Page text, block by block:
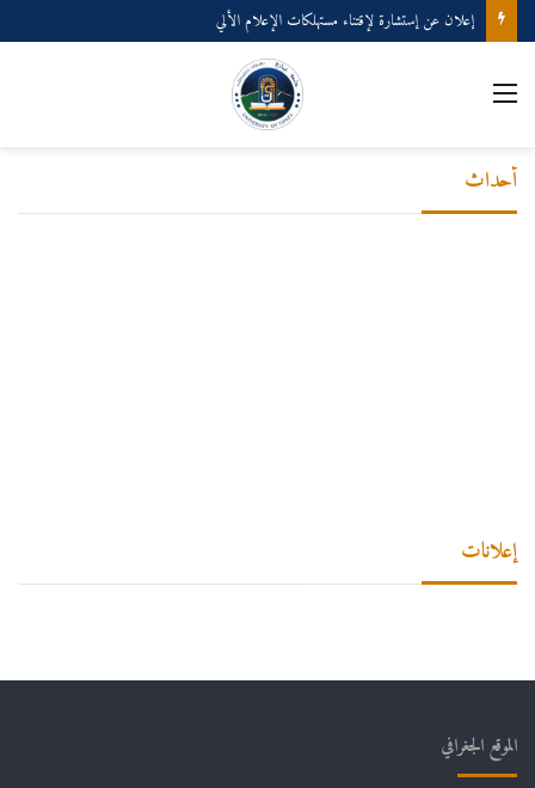
إعلان عن إستشارة لإقتناء مستهلكات الإعلام الألي
القائمة
أحداث
إعلانات
الموقع الجغرافي